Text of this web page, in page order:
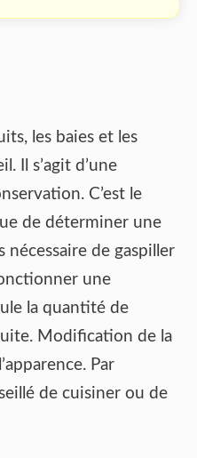
les baies et les
Il s’agit d’une
C’est le
de déterminer une
nécessaire de gaspiller
une
la quantité de
Modification de la
Par
de cuisiner ou de